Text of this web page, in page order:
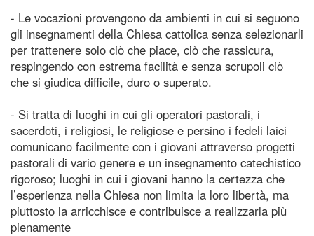
- Le vocazioni provengono da ambienti in cui si seguono
gli insegnamenti della Chiesa cattolica senza selezionarli
per trattenere solo ciò che piace, ciò che rassicura,
respingendo con estrema facilità e senza scrupoli ciò
che si giudica difficile, duro o superato.
- Si tratta di luoghi in cui gli operatori pastorali, i
sacerdoti, i religiosi, le religiose e persino i fedeli laici
comunicano facilmente con i giovani attraverso progetti
pastorali di vario genere e un insegnamento catechistico
rigoroso; luoghi in cui i giovani hanno la certezza che
l’esperienza nella Chiesa non limita la loro libertà, ma
piuttosto la arricchisce e contribuisce a realizzarla più
pienamente